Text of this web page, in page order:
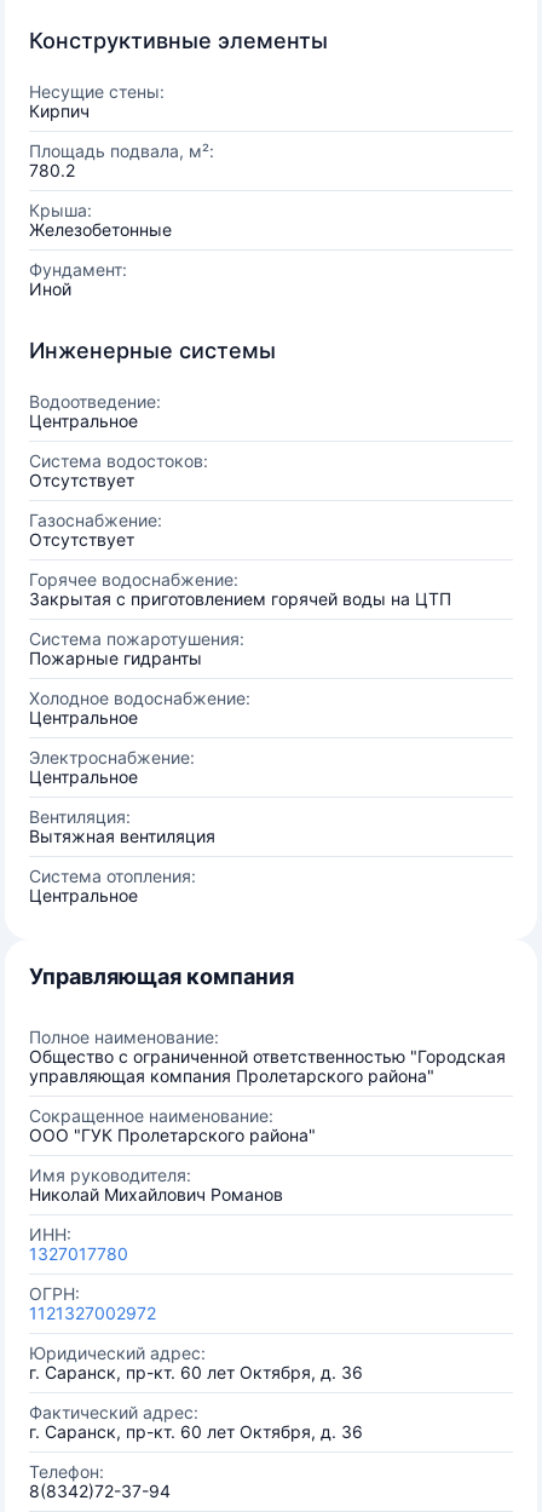
Конструктивные элементы
Несущие стены:
Кирпич
Площадь подвала, м²:
780.2
Крыша:
Железобетонные
Фундамент:
Иной
Инженерные системы
Водоотведение:
Центральное
Система водостоков:
Отсутствует
Газоснабжение:
Отсутствует
Горячее водоснабжение:
Закрытая с приготовлением горячей воды на ЦТП
Система пожаротушения:
Пожарные гидранты
Холодное водоснабжение:
Центральное
Электроснабжение:
Центральное
Вентиляция:
Вытяжная вентиляция
Система отопления:
Центральное
Управляющая компания
Полное наименование:
Общество с ограниченной ответственностью "Городская
управляющая компания Пролетарского района"
Сокращенное наименование:
ООО "ГУК Пролетарского района"
Имя руководителя:
Николай Михайлович Романов
ИНН:
1327017780
ОГРН:
1121327002972
Юридический адрес:
г. Саранск, пр-кт. 60 лет Октября, д. 36
Фактический адрес:
г. Саранск, пр-кт. 60 лет Октября, д. 36
Телефон:
8(8342)72-37-94